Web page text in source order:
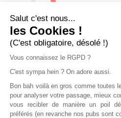
Salut c'est nous...
les Cookies !
(C'est obligatoire, désolé !)
Vous connaissez le RGPD ?
C'est sympa hein ? On adore aussi.
Bon bah voilà en gros comme toutes
pour analyser votre passage, mieux
vous recibler de manière un poil
préférés (en revanche nos pubs sont